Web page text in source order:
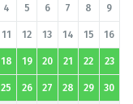
4 5 6 7 8 9
11 12 13 14 15 16
18 19 20 21 22 23
25 26 27 28 29 30